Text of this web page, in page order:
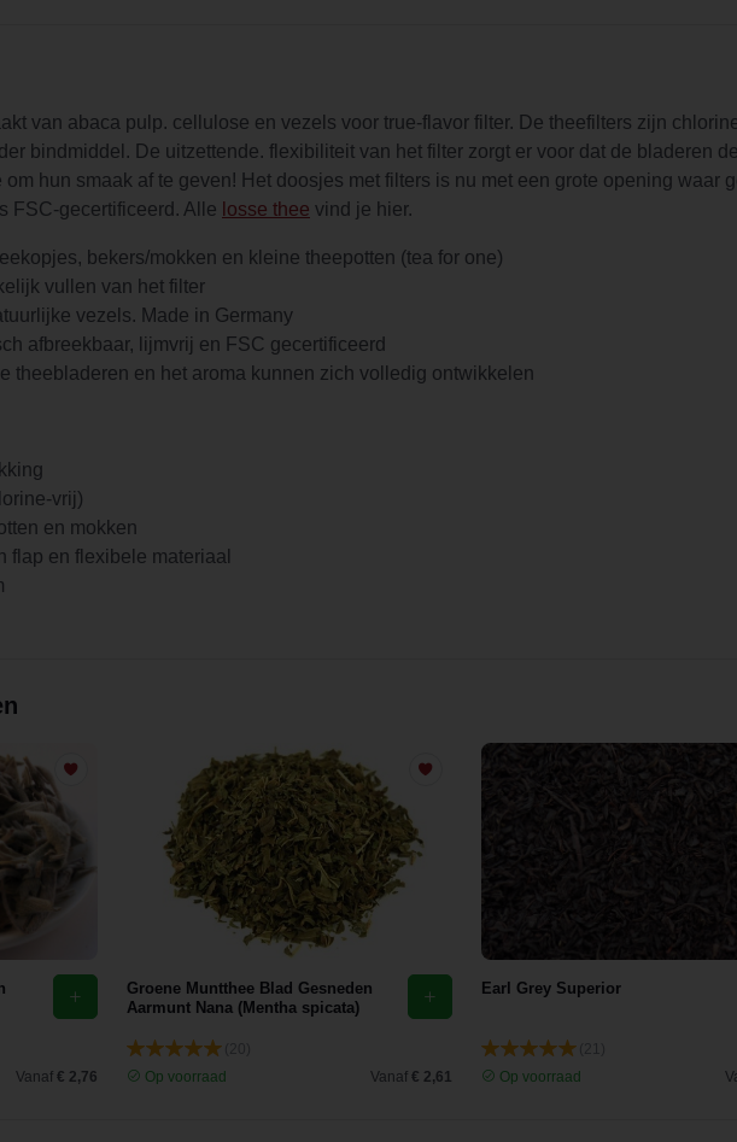
van abaca pulp. cellulose en vezels voor true-flavor filter. De theefilters zijn
bindmiddel. De uitzettende. flexibiliteit van het filter zorgt er voor dat de bladeren
hun smaak af te geven! Het doosjes met filters is nu met een grote opening waar
FSC-gecertificeerd. Alle losse thee vind je hier.
bekers/mokken en kleine theepotten (tea for one)
vullen van het filter
vezels. Made in Germany
afbreekbaar, lijmvrij en FSC gecertificeerd
theebladeren en het aroma kunnen zich volledig ontwikkelen
vrij)
en mokken
flap en flexibele materiaal
Vanaf € 2,76
Groene Muntthee Blad Gesneden
Aarmunt Nana (Mentha spicata)
Op voorraad
Vanaf € 2,61
Earl Grey Superior
Op voorraad